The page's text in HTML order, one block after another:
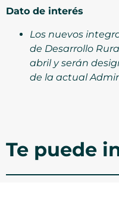
Dato de interés
Los nuevos
de Desarrollo
abril y serán
de la actual
Te puede